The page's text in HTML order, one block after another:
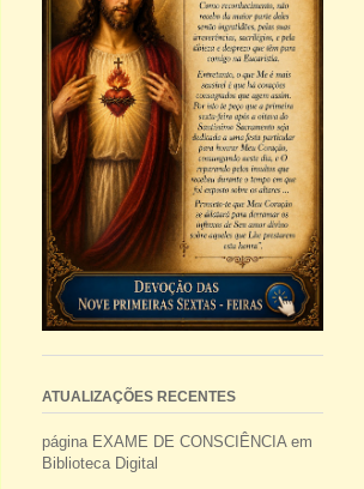
ATUALIZAÇÕES RECENTES
página EXAME DE CONSCIÊNCIA em
Biblioteca Digital